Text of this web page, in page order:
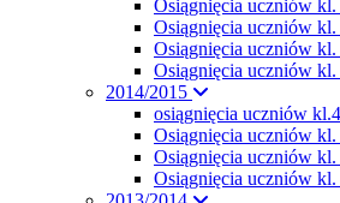
Osiągnięcia uczniów
Osiągnięcia uczniów
Osiągnięcia uczniów kl.
Osiągnięcia uczniów kl.
2014/2015
osiągnięcia uczniów
Osiągnięcia uczniów
Osiągnięcia uczniów kl.
Osiągnięcia uczniów kl.